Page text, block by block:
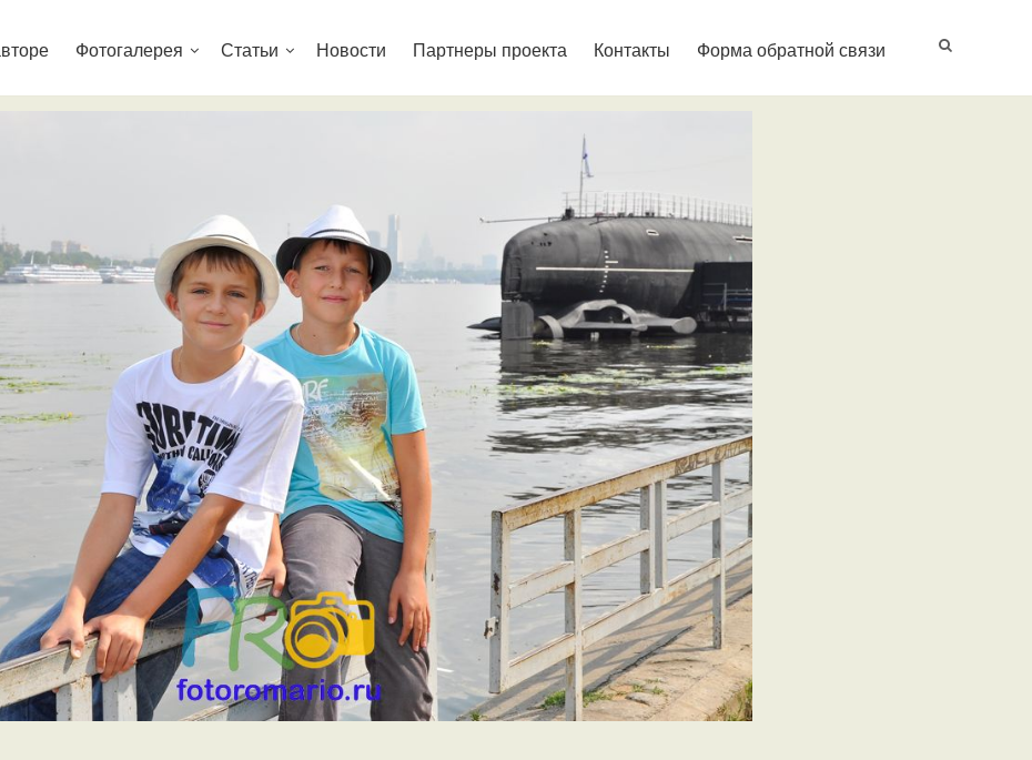
Фотогалерея Статьи Новости Партнеры проекта Контакты Форма обратной связи